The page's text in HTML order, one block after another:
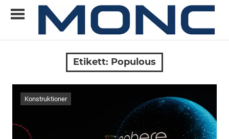
Allt
om
ny
Etikett: Populous
Konstruktioner